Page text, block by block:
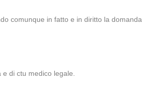
comunque in fatto e in diritto la
di ctu medico legale.